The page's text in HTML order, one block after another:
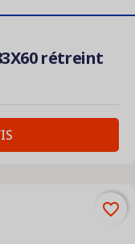
rétreint
favorite_border